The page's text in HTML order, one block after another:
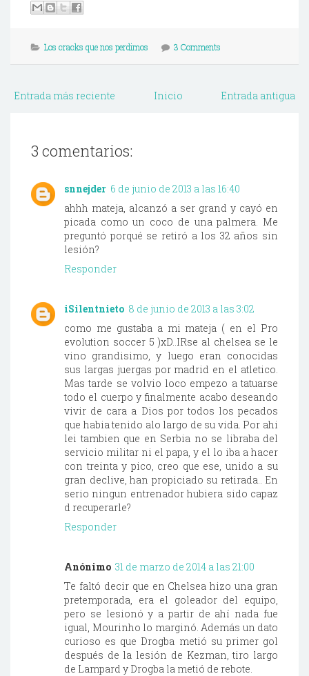
Los cracks que nos perdimos 3 Comments
Entrada más reciente Entrada antigua
Inicio
3 comentarios:
snnejder 6 de junio de 2013 a las 16:40
ahhh mateja, alcanzó a ser grand y cayó en
picada como un coco de una palmera. Me
preguntó porqué se retiró a los 32 años sin
lesión?
Responder
iSilentnieto 8 de junio de 2013 a las 3:02
como me gustaba a mi mateja ( en el Pro
evolution soccer 5 )xD..IRse al chelsea se le
vino grandisimo, y luego eran conocidas
sus largas juergas por madrid en el atletico.
Mas tarde se volvio loco empezo a tatuarse
todo el cuerpo y finalmente acabo deseando
vivir de cara a Dios por todos los pecados
que habia tenido alo largo de su vida. Por ahi
lei tambien que en Serbia no se libraba del
servicio militar ni el papa, y el lo iba a hacer
con treinta y pico, creo que ese, unido a su
gran declive, han propiciado su retirada.. En
serio ningun entrenador hubiera sido capaz
d recuperarle?
Responder
Anónimo 31 de marzo de 2014 a las 21:00
Te faltó decir que en Chelsea hizo una gran
pretemporada, era el goleador del equipo,
pero se lesionó y a partir de ahí nada fue
igual, Mourinho lo marginó. Además un dato
curioso es que Drogba metió su primer gol
después de la lesión de Kezman, tiro largo
de Lampard y Drogba la metió de rebote.